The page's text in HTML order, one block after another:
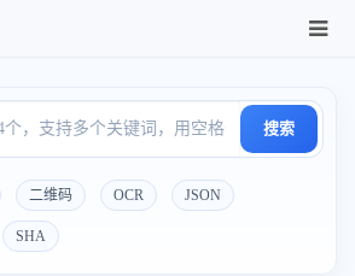
搜索
二维码 OCR JSON
SHA